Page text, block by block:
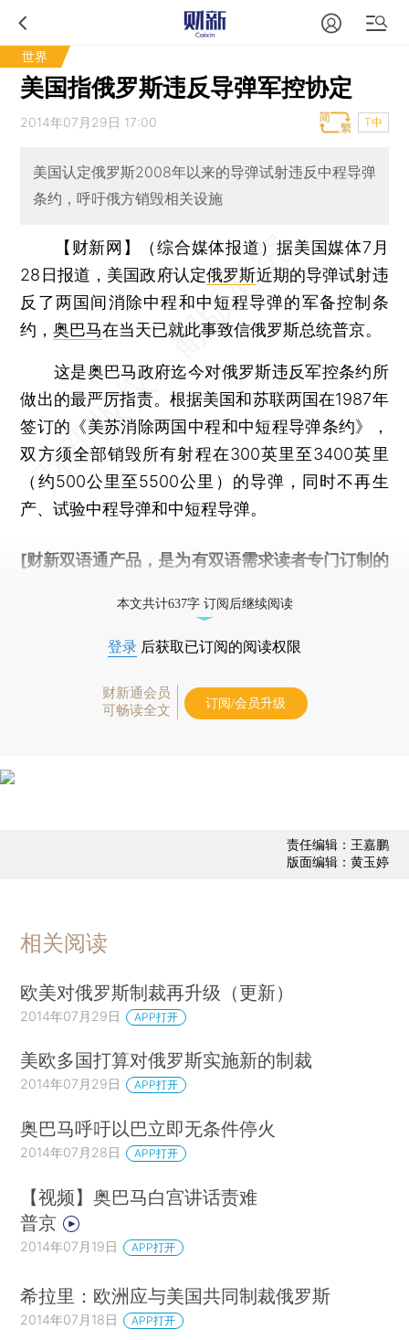
世界
美国指俄罗斯违反导弹军控协定
2014年07月29日 17:00 T中
美国认定俄罗斯2008年以来的导弹试射违反中程导弹
条约，呼吁俄方销毁相关设施
【财新网】（综合媒体报道）据美国媒体7月
28日报道，美国政府认定俄罗斯近期的导弹试射违
反了两国间消除中程和中短程导弹的军备控制条
约，奥巴马在当天已就此事致信俄罗斯总统普京。
这是奥巴马政府迄今对俄罗斯违反军控条约所
做出的最严厉指责。根据美国和苏联两国在1987年
签订的《美苏消除两国中程和中短程导弹条约》，
双方须全部销毁所有射程在300英里至3400英里
（约500公里至5500公里）的导弹，同时不再生
产、试验中程导弹和中短程导弹。
[财新双语通产品，是为有双语需求读者专门订制的
本文共计637字 订阅后继续阅读
登录 后获取已订阅的阅读权限
财新通会员
可畅读全文
订阅/会员升级
责任编辑：王嘉鹏
版面编辑：黄玉婷
相关阅读
欧美对俄罗斯制裁再升级（更新）
2014年07月29日 APP打开
美欧多国打算对俄罗斯实施新的制裁
2014年07月29日 APP打开
奥巴马呼吁以巴立即无条件停火
2014年07月28日 APP打开
【视频】奥巴马白宫讲话责难
普京
2014年07月19日 APP打开
希拉里：欧洲应与美国共同制裁俄罗斯
2014年07月18日 APP打开